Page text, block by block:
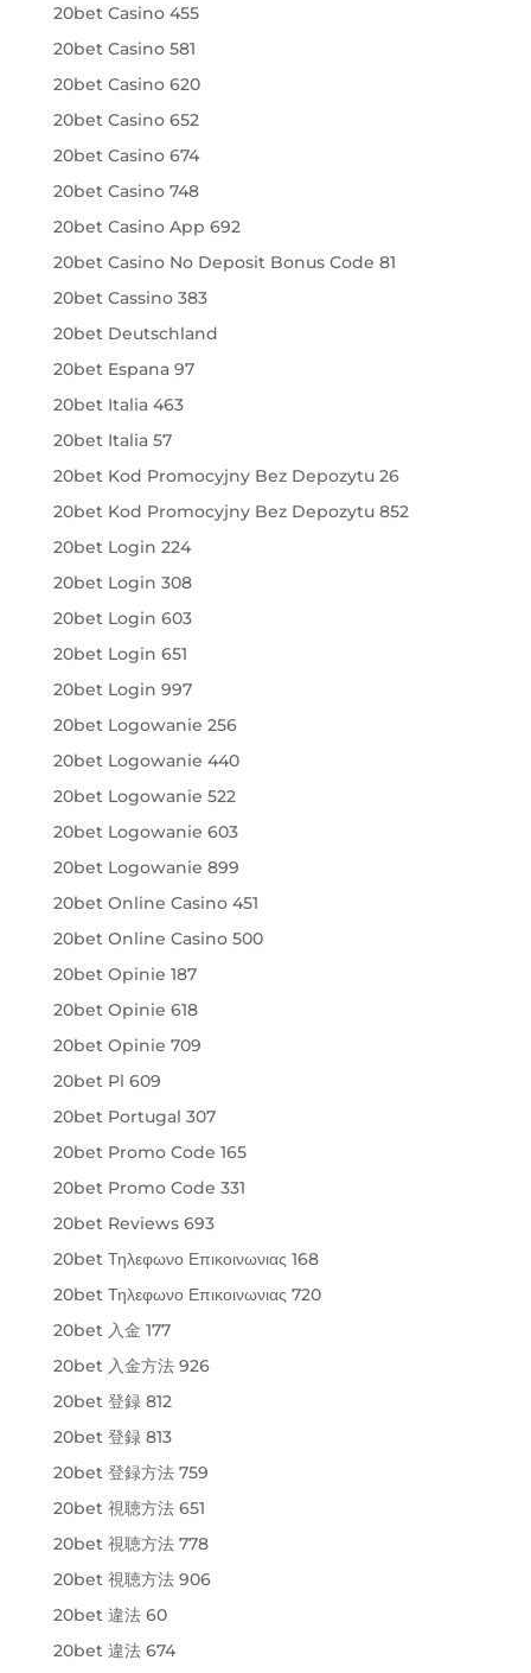
20bet Casino 455
20bet Casino 581
20bet Casino 620
20bet Casino 652
20bet Casino 674
20bet Casino 748
20bet Casino App 692
20bet Casino No Deposit Bonus Code 81
20bet Cassino 383
20bet Deutschland
20bet Espana 97
20bet Italia 463
20bet Italia 57
20bet Kod Promocyjny Bez Depozytu 26
20bet Kod Promocyjny Bez Depozytu 852
20bet Login 224
20bet Login 308
20bet Login 603
20bet Login 651
20bet Login 997
20bet Logowanie 256
20bet Logowanie 440
20bet Logowanie 522
20bet Logowanie 603
20bet Logowanie 899
20bet Online Casino 451
20bet Online Casino 500
20bet Opinie 187
20bet Opinie 618
20bet Opinie 709
20bet Pl 609
20bet Portugal 307
20bet Promo Code 165
20bet Promo Code 331
20bet Reviews 693
20bet Τηλεφωνο Επικοινωνιας 168
20bet Τηλεφωνο Επικοινωνιας 720
20bet 入金 177
20bet 入金方法 926
20bet 登録 812
20bet 登録 813
20bet 登録方法 759
20bet 視聴方法 651
20bet 視聴方法 778
20bet 視聴方法 906
20bet 違法 60
20bet 違法 674